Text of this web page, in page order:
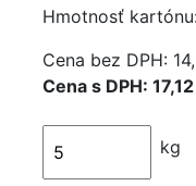
Hmotnosť
Cena bez DPH:
Cena s DPH:
kg